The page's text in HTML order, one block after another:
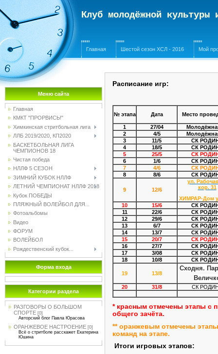
Клуб молодёжной
Главная Шестой сезон ХСЛ - 2016 Мой
Меню сайта
Главная
КМКТ "ПРОРВИСЬ!"
Химкинская стритбольная лига
ЛЛБ 2019/2020, КП2020
БАСКЕТБОЛЬНАЯ ЛИГА
ЧЕМПИОНОВ 18
Чистая победа
НЛЛФ 5 СЕЗОН
ЗИМНИЙ КУБОК НЛЛФ
ЛЕТНИЙ ЧЕМПИОНАТ НЛЛФ 2018
Кубок ПОБЕДЫ
ПЛЯЖНЫЙ ВОЛЕЙБОЛ ДЛЯ...
Фотоальбомы
Видео
ФОРУМ
ВОЛЕЙБОЛ
Рождественский кубок...
Форма входа
Категории раздела
РАЗГОВОРЫ О БОЛЬШОМ
СПОРТЕ [0]
Авторский блог Павла Юрасова
ОРАНЖЕВОЕ НАСТРОЕНИЕ [0]
Всё о стритболе расскажет Екатерина
Юшина
Расписание игр:
№ этапа Дата Место
1 27/04
2
4/5
3
11/5
СК
4
18/5
СК
5
25/5
СК
6
1/6
СК
7
4/6
СК
8
8/6 СК
9 12/6
ул.
кор. 31
ХИМРАР-Дом
10
15/6
СК
11
22/6
СК
12
29/6
СК
13
6/7
СК
14
13/7
СК
15
20/7
СК
16
27/7
СК
17
3/08
СК
18
10/8 СК
19 13/8
Сходня.
20 31/8 СК
* красным отмечены этапы с
общего зачёта.
** оранжевым отмечены
команд на этапе.
Итоги игровых этапов: